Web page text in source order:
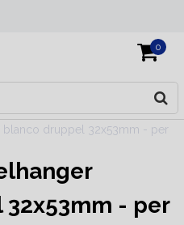
0
blanco druppel 32x53mm - per
- per